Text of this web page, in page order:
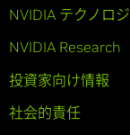
NVIDIA テクノロジ
NVIDIA Research
投資家向け情報
社会的責任